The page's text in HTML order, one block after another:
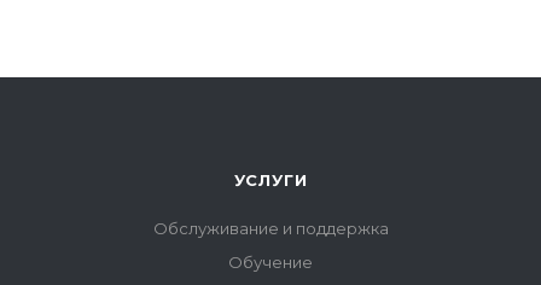
УСЛУГИ
Обслуживание и поддержка
Обучение